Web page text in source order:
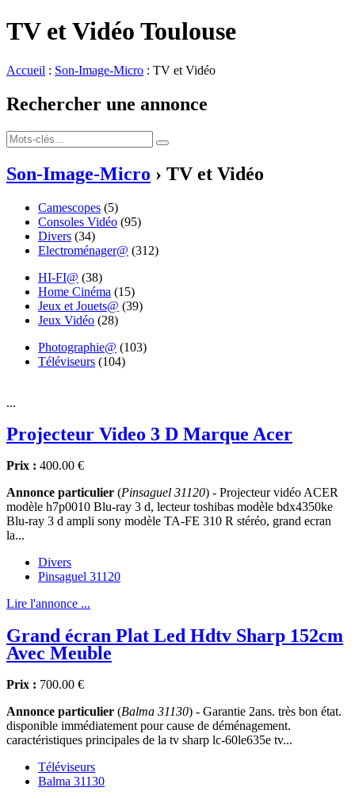
TV et Vidéo Toulouse
Accueil : Son-Image-Micro : TV et Vidéo
Rechercher une annonce
Son-Image-Micro › TV et Vidéo
Camescopes (5)
Consoles Vidéo (95)
Divers (34)
Electroménager@ (312)
HI-FI@ (38)
Home Cinéma (15)
Jeux et Jouets@ (39)
Jeux Vidéo (28)
Photographie@ (103)
Téléviseurs (104)
...
Projecteur Video 3 D Marque Acer
Prix : 400.00 €
Annonce particulier (Pinsaguel 31120) - Projecteur vidéo ACER
modèle h7p0010 Blu-ray 3 d, lecteur toshibas modèle bdx4350ke
Blu-ray 3 d ampli sony modèle TA-FE 310 R stéréo, grand ecran
la...
Divers
Pinsaguel 31120
Lire l'annonce ...
Grand écran Plat Led Hdtv Sharp 152cm
Avec Meuble
Prix : 700.00 €
Annonce particulier (Balma 31130) - Garantie 2ans. très bon état.
disponible immédiatement pour cause de déménagement.
caractéristiques principales de la tv sharp lc-60le635e tv...
Téléviseurs
Balma 31130